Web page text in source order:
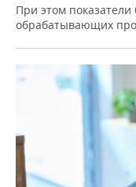
При этом
обрабатывающих